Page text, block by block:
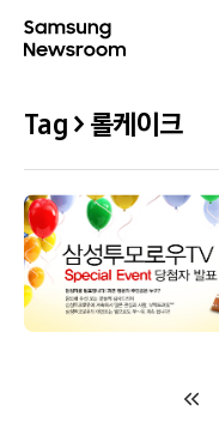
Tag > 롤케이크